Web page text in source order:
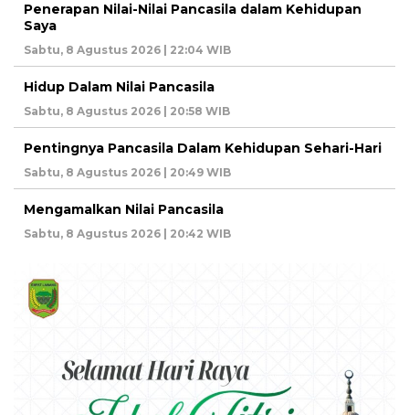
Penerapan Nilai-Nilai Pancasila dalam Kehidupan
Saya
Sabtu, 8 Agustus 2026 | 22:04 WIB
Hidup Dalam Nilai Pancasila
Sabtu, 8 Agustus 2026 | 20:58 WIB
Pentingnya Pancasila Dalam Kehidupan Sehari-Hari
Sabtu, 8 Agustus 2026 | 20:49 WIB
Mengamalkan Nilai Pancasila
Sabtu, 8 Agustus 2026 | 20:42 WIB